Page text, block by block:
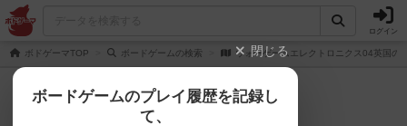
ログイン
ボドゲーマTOP ボードゲームの検索 ウォーゲームエレクトロニクス04英国の
閉じる
ボードゲームのプレイ履歴を記録し
て、